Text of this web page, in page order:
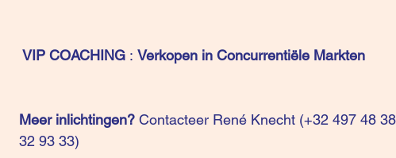
VIP COACHING : Verkopen in Concurrentiële Markten
Meer inlichtingen? Contacteer René Knecht (+32 497 48
32 93 33)